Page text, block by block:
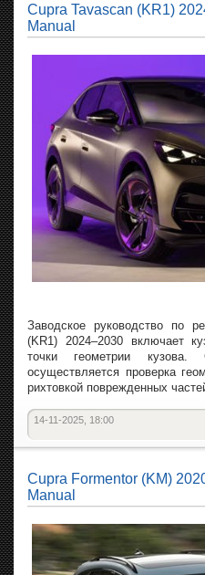
Cupra Tavascan (KR1)
Manual
Заводское руководство по
(KR1) 2024–2030 включает
точки геометрии
осуществляется проверка
рихтовкой поврежденных
14-11-2025, 18:00
Cupra Formentor (KM)
Manual